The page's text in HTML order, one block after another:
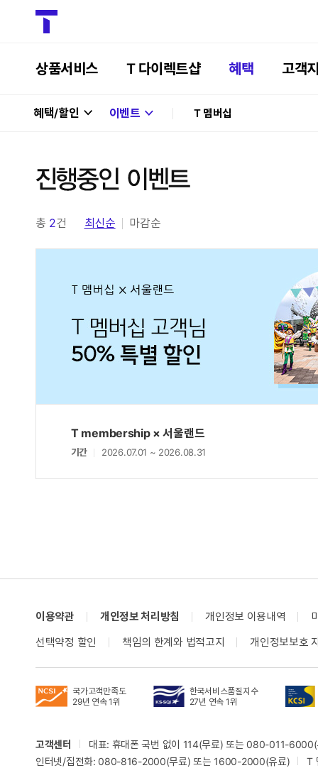
상품서비스 T 다이렉트샵 혜택 고객
혜택/할인 이벤트 T 멤버십
총 2건 최신순 마감순
T membership × 서울랜드
기간 2026.07.01 ~ 2026.08.31
이용약관 개인정보 처리방침 개인정보 이용내역
선택약정 할인
책임의 한계와 법적고지 개인정보보호
국가고객만족도
29년 연속 1위
한국서비스품질지수
27년 연속 1위
고객센터
대표: 휴대폰 국번 없이 114(무료) 또는 080-011-
인터넷/집전화: 080-816-2000(무료) 또는 1600-2000(유료)
T